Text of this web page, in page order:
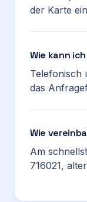
der Karte
Wie kann
Telefonisch
das
Wie
Am
716021,